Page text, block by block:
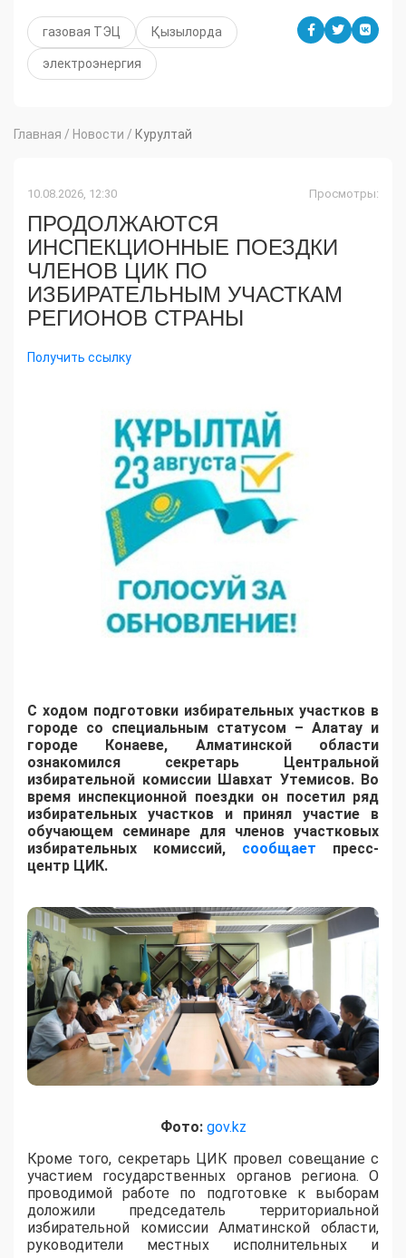
газовая ТЭЦ Қызылорда
электроэнергия
Главная / Новости / Курултай
10.08.2026, 12:30 Просмотры:
ПРОДОЛЖАЮТСЯ
ИНСПЕКЦИОННЫЕ ПОЕЗДКИ
ЧЛЕНОВ ЦИК ПО
ИЗБИРАТЕЛЬНЫМ УЧАСТКАМ
РЕГИОНОВ СТРАНЫ
Получить ссылку
С ходом подготовки избирательных участков в
городе со специальным статусом – Алатау и
городе Конаеве, Алматинской области
ознакомился секретарь Центральной
избирательной комиссии Шавхат Утемисов. Во
время инспекционной поездки он посетил ряд
избирательных участков и принял участие в
обучающем семинаре для членов участковых
избирательных комиссий, сообщает пресс-
центр ЦИК.
Фото: gov.kz
Кроме того, секретарь ЦИК провел совещание с
участием государственных органов региона. О
проводимой работе по подготовке к выборам
доложили председатель территориальной
избирательной комиссии Алматинской области,
руководители местных исполнительных и